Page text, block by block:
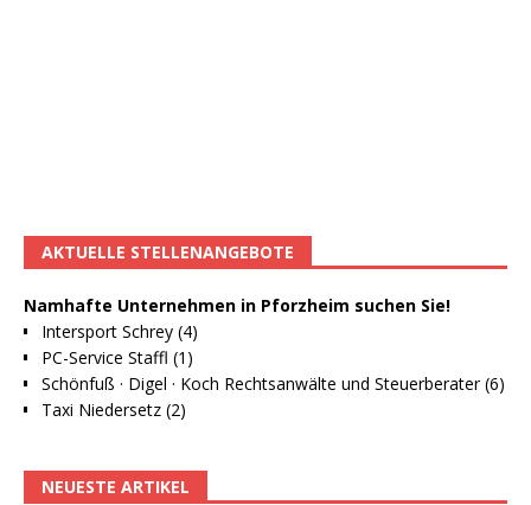
AKTUELLE STELLENANGEBOTE
Namhafte Unternehmen in Pforzheim suchen Sie!
Intersport Schrey (4)
PC-Service Staffl (1)
Schönfuß · Digel · Koch Rechtsanwälte und Steuerberater (6)
Taxi Niedersetz (2)
NEUESTE ARTIKEL